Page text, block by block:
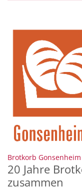
Brotkorb Gonsenheim
20 Jahre
zusammen